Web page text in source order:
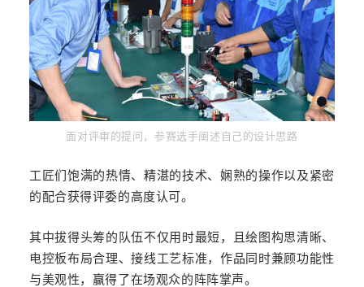
面对评审的提问，参赛选手阐述自己 的设计思路
工匠们饱满的热情、精湛的技术、娴熟的操作以及紧密
的配合获得评委的高度认可。
其中拔得头筹的队伍不仅用时最短，且绘图构思清晰、
电控板布局合理、接线工艺标准，作品同时兼顾功能性
与美观性，赢得了在场观众的阵阵掌声。